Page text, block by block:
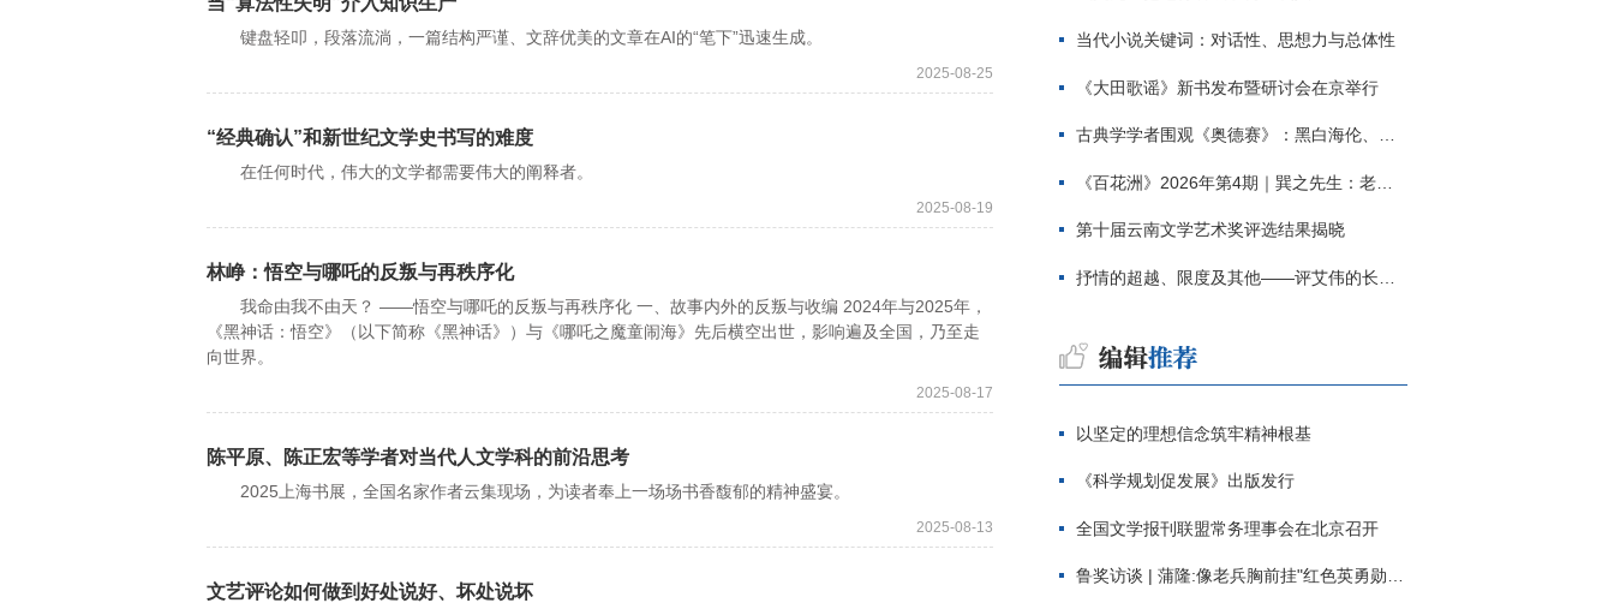
键盘轻叩，段落流淌，一篇结构严谨、文辞优美的文章在AI的“笔下”迅速生成。
2025-08-25
“经典确认”和新世纪文学史书写的难度
在任何时代，伟大的文学都需要伟大的阐释者。
2025-08-19
林峥：悟空与哪吒的反叛与再秩序化
我命由我不由天？ ——悟空与哪吒的反叛与再秩序化 一、故事内外的反叛与收编 2024年与2025年，
《黑神话：悟空》（以下简称《黑神话》）与《哪吒之魔童闹海》先后横空出世，影响遍及全国，乃至走
向世界。
2025-08-17
陈平原、陈正宏等学者对当代人文学科的前沿思考
2025上海书展，全国名家作者云集现场，为读者奉上一场场书香馥郁的精神盛宴。
2025-08-13
文艺评论如何做到好处说好、坏处说坏
当代小说关键词：对话性、思想力与总体性
《大田歌谣》新书发布暨研讨会在京举行
古典学学者围观《奥德赛》：黑白海伦、佩涅罗佩的别针与神秘入侵者
《百花洲》2026年第4期｜巽之先生：老兵朱向前侧记三题
第十届云南文学艺术奖评选结果揭晓
抒情的超越、限度及其他——评艾伟的长篇小说《春歌》
以坚定的理想信念筑牢精神根基
《科学规划促发展》出版发行
全国文学报刊联盟常务理事会在北京召开
鲁奖访谈 | 蒲隆:像老兵胸前挂"红色英勇勋章"